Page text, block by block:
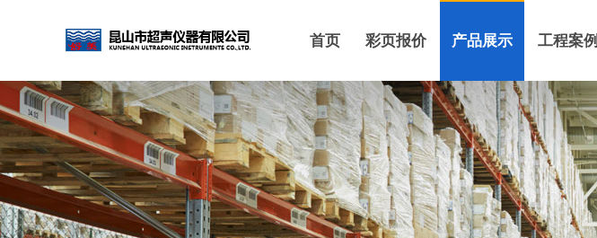
首页 彩页报价 产品展示 工程案例